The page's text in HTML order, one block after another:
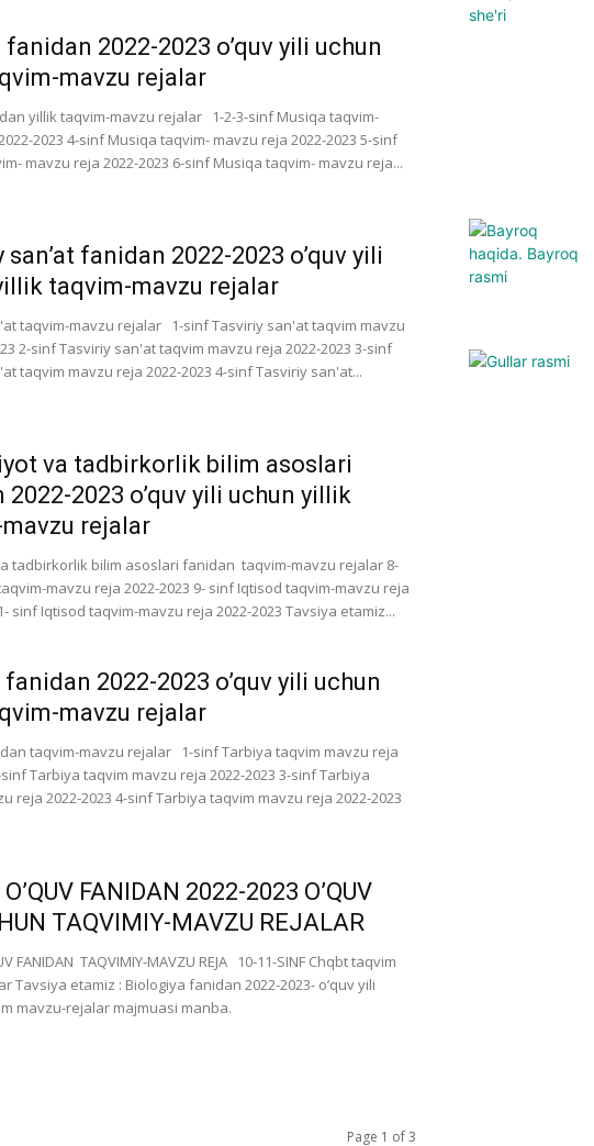
2022-2023 o’quv yili uchun
mavzu rejalar
yillik taqvim-mavzu rejalar 1-2-3-sinf Musiqa taqvim-
2023 4-sinf Musiqa taqvim- mavzu reja 2022-2023 5-sinf
mavzu reja 2022-2023 6-sinf Musiqa taqvim- mavzu reja...
san’at fanidan 2022-2023 o’quv yili
taqvim-mavzu rejalar
taqvim-mavzu rejalar 1-sinf Tasviriy san'at taqvim mavzu
2-sinf Tasviriy san'at taqvim mavzu reja 2022-2023 3-sinf
taqvim mavzu reja 2022-2023 4-sinf Tasviriy san'at...
va tadbirkorlik bilim asoslari
2023 o’quv yili uchun yillik
rejalar
tadbirkorlik bilim asoslari fanidan taqvim-mavzu rejalar 8-
mavzu reja 2022-2023 9- sinf Iqtisod taqvim-mavzu reja
sinf Iqtisod taqvim-mavzu reja 2022-2023 Tavsiya etamiz...
2022-2023 o’quv yili uchun
mavzu rejalar
taqvim-mavzu rejalar 1-sinf Tarbiya taqvim mavzu reja
sinf Tarbiya taqvim mavzu reja 2022-2023 3-sinf Tarbiya
reja 2022-2023 4-sinf Tarbiya taqvim mavzu reja 2022-2023
FANIDAN 2022-2023 O’QUV
TAQVIMIY-MAVZU REJALAR
FANIDAN TAQVIMIY-MAVZU REJA 10-11-SINF Chqbt taqvim
Tavsiya etamiz : Biologiya fanidan 2022-2023- o’quv yili
mavzu-rejalar majmuasi manba.
Page 1 of 3